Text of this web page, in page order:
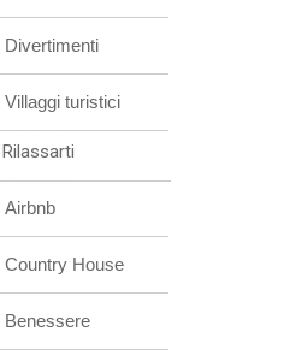
Divertimenti
Villaggi turistici
Rilassarti
Airbnb
Country House
Benessere